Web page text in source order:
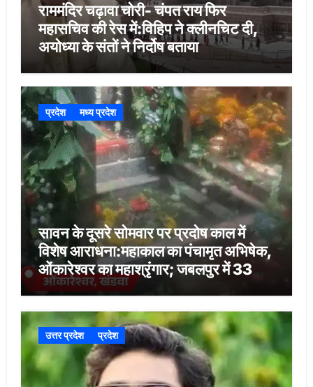
राममंदिर चढ़ावा चोरी- चंपत राय फिर
महासचिव की रेस में:विहिप ने क्लीनचिट दी,
अयोध्या के संतों ने निर्दोष बताया
प्रदेश मध्य प्रदेश
सावन के दूसरे सोमवार पर प्रदोष काल में
विशेष आराधना:महाकाल का पंचामृत अभिषेक,
ओंकारेश्वर का महाश्रृंगार; जबलपुर में 33
किलोमीटर की कांवड़ यात्रा
उत्तर प्रदेश प्रदेश